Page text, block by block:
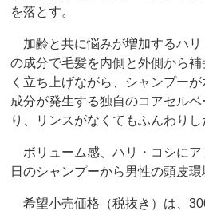
を落とす。
加齢と共に悩みが増加するハリ
の成分で毛髪を内側と外側から
く立ち上げながら、シャンプー
成分が発生する独自のコアセル
り、リンスがなくてもふんわりし
ボリューム感、ハリ・コシにア
日のシャンプーから男性の頭皮環
希望小売価格（税抜き）は、